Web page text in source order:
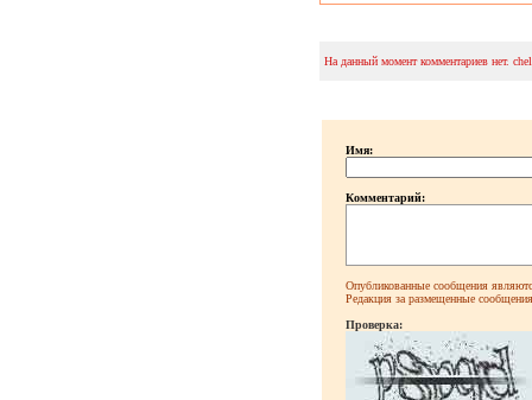
На данный момент комментариев нет.
Имя:
Комментарий:
Опубликованные сообщения
Редакция за размещенные сообщения
Проверка: